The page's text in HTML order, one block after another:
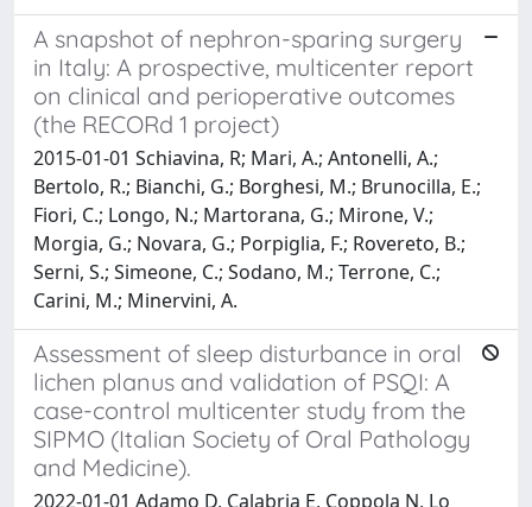
A snapshot of nephron-sparing surgery
in Italy: A prospective, multicenter report
on clinical and perioperative outcomes
(the RECORd 1 project)
2015-01-01 Schiavina, R; Mari, A.; Antonelli, A.;
Bertolo, R.; Bianchi, G.; Borghesi, M.; Brunocilla, E.;
Fiori, C.; Longo, N.; Martorana, G.; Mirone, V.;
Morgia, G.; Novara, G.; Porpiglia, F.; Rovereto, B.;
Serni, S.; Simeone, C.; Sodano, M.; Terrone, C.;
Carini, M.; Minervini, A.
Assessment of sleep disturbance in oral
lichen planus and validation of PSQI: A
case-control multicenter study from the
SIPMO (Italian Society of Oral Pathology
and Medicine).
2022-01-01 Adamo D, Calabria E, Coppola N, Lo